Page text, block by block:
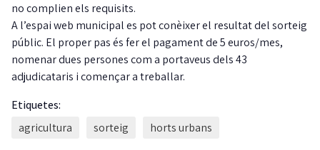
no complien els requisits.
A l’espai web municipal es pot conèixer el resultat del sorteig
públic. El proper pas és fer el pagament de 5 euros/mes,
nomenar dues persones com a portaveus dels 43
adjudicataris i començar a treballar.
Etiquetes:
agricultura
sorteig horts urbans